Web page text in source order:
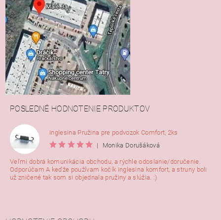
POSLEDNÉ HODNOTENIE PRODUKTOV
Inglesina Pružina pre podvozok Comfort, 2ks
|
Monika Dorušáková
Veľmi dobrá komunikácia obchodu, a rýchle odoslanie/doručenie.
Odporúčam A keďže používam kočík inglesina komfort, a struny boli
už zničené tak som si objednala pružiny a slúžia. :)